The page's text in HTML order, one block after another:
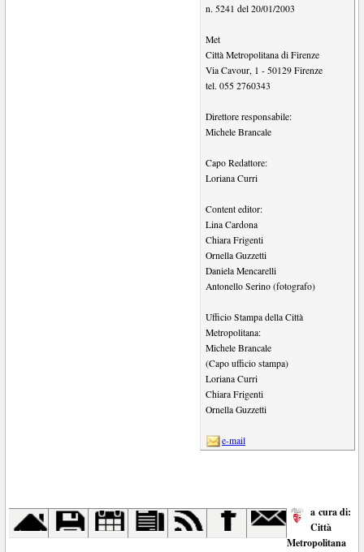
n. 5241 del 20/01/2003
Met
Città Metropolitana di Firenze
Via Cavour, 1 - 50129 Firenze
tel. 055 2760343
Direttore responsabile:
Michele Brancale
Capo Redattore:
Loriana Curri
Content editor:
Lina Cardona
Chiara Frigenti
Ornella Guzzetti
Daniela Mencarelli
Antonello Serino (fotografo)
Ufficio Stampa della Città
Metropolitana:
Michele Brancale
(Capo ufficio stampa)
Loriana Curri
Chiara Frigenti
Ornella Guzzetti
e-mail
a cura di:
Città
Metropolitana